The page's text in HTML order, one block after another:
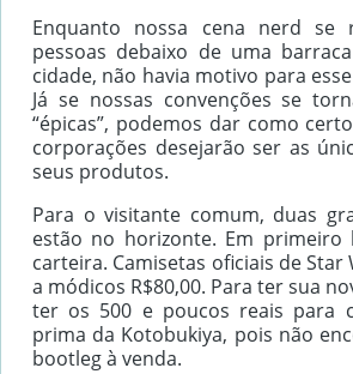
Enquanto nossa cena nerd se
pessoas debaixo de uma
cidade, não havia motivo para
Já se nossas convenções se
“épicas”, podemos dar como
corporações desejarão ser as
seus produtos.
Para o visitante comum, duas
estão no horizonte. Em primeiro
carteira. Camisetas oficiais de
a módicos R$80,00. Para ter sua
ter os 500 e poucos reais para
prima da Kotobukiya, pois não
bootleg à venda.